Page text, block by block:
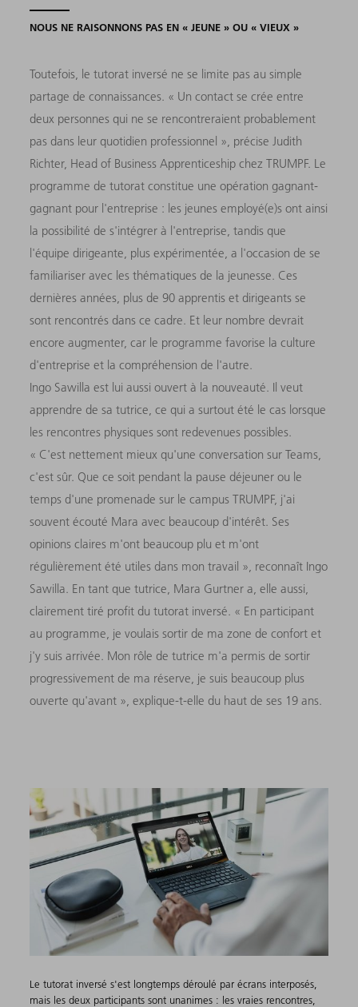
NOUS NE RAISONNONS PAS EN « JEUNE » OU « VIEUX »
Toutefois, le tutorat inversé ne se limite pas au simple
partage de connaissances. « Un contact se crée entre
deux personnes qui ne se rencontreraient probablement
pas dans leur quotidien professionnel », précise Judith
Richter, Head of Business Apprenticeship chez TRUMPF. Le
programme de tutorat constitue une opération gagnant-
gagnant pour l'entreprise : les jeunes employé(e)s ont ainsi
la possibilité de s'intégrer à l'entreprise, tandis que
l'équipe dirigeante, plus expérimentée, a l'occasion de se
familiariser avec les thématiques de la jeunesse. Ces
dernières années, plus de 90 apprentis et dirigeants se
sont rencontrés dans ce cadre. Et leur nombre devrait
encore augmenter, car le programme favorise la culture
d'entreprise et la compréhension de l'autre.
Ingo Sawilla est lui aussi ouvert à la nouveauté. Il veut
apprendre de sa tutrice, ce qui a surtout été le cas lorsque
les rencontres physiques sont redevenues possibles.
« C'est nettement mieux qu'une conversation sur Teams,
c'est sûr. Que ce soit pendant la pause déjeuner ou le
temps d'une promenade sur le campus TRUMPF, j'ai
souvent écouté Mara avec beaucoup d'intérêt. Ses
opinions claires m'ont beaucoup plu et m'ont
régulièrement été utiles dans mon travail », reconnaît Ingo
Sawilla. En tant que tutrice, Mara Gurtner a, elle aussi,
clairement tiré profit du tutorat inversé. « En participant
au programme, je voulais sortir de ma zone de confort et
j'y suis arrivée. Mon rôle de tutrice m'a permis de sortir
progressivement de ma réserve, je suis beaucoup plus
ouverte qu'avant », explique-t-elle du haut de ses 19 ans.
Le tutorat inversé s'est longtemps déroulé par écrans interposés,
mais les deux participants sont unanimes : les vraies rencontres,